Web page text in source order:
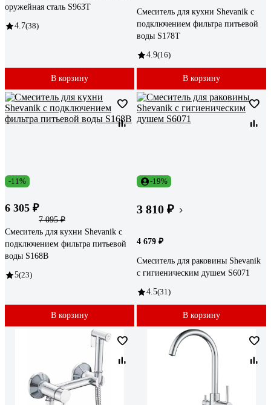
оружейная сталь S963T
4.7(38)
В корзину
Смеситель для кухни Shevanik с
подключением фильтра питьевой
воды S178T
4.9(16)
В корзину
-11%
6 305 ₽
7 095 ₽
Смеситель для кухни Shevanik с
подключением фильтра питьевой
воды S168B
5(23)
В корзину
-19%
3 810 ₽
4 679 ₽
Смеситель для раковины Shevanik
с гигиеническим душем S6071
4.5(31)
В корзину